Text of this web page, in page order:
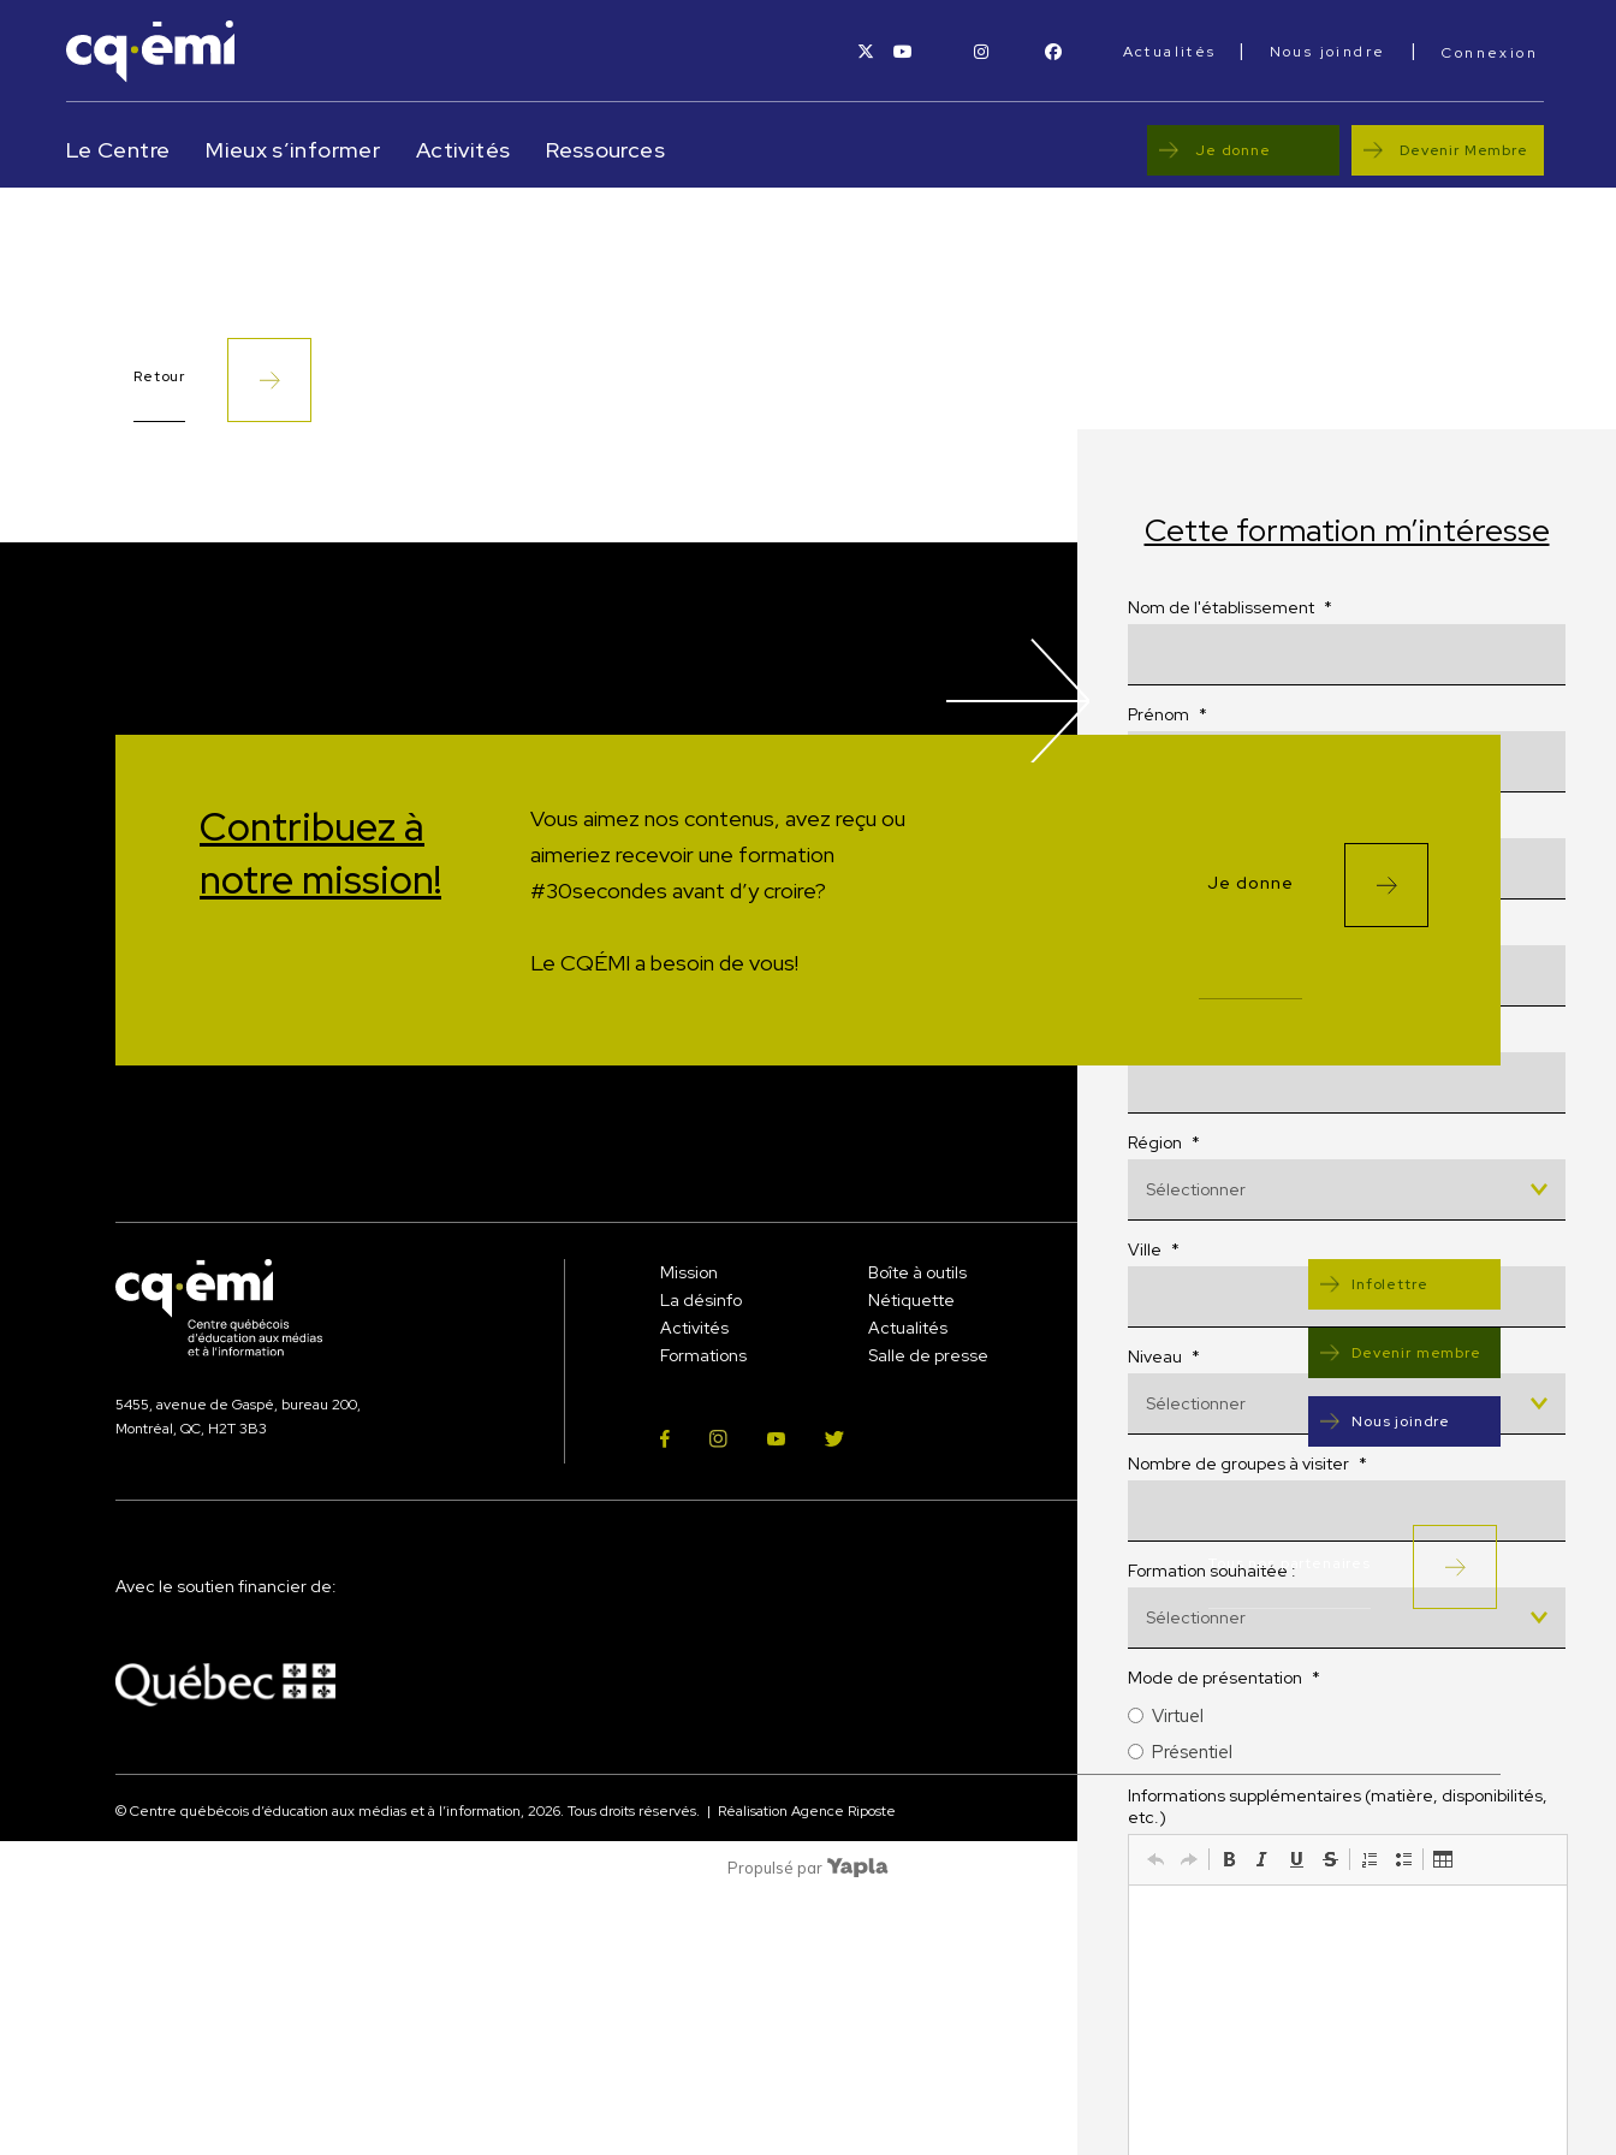
Actualités | Nous joindre | Connexion
facebook
x-twitteryoutube instagram
Le Centre Mieux s’informer Activités Ressources Devenir Membre
Je donne
Cette formation m’intéresse
Nom de l'établissement *
Prénom *
Région *
Ville *
Niveau *
Nombre de groupes à visiter *
Formation souhaitée :
Mode de présentation *
Virtuel
Présentiel
Informations supplémentaires (matière, disponibilités,
etc.)
Retour
Contribuez à
notre mission!
Vous aimez nos contenus, avez reçu ou
aimeriez recevoir une formation
#30secondes avant d’y croire?
Le CQÉMI a besoin de vous!
Je donne
5455, avenue de Gaspé, bureau 200,
Montréal, QC, H2T 3B3
Mission
La désinfo
Activités
Formations
Boîte à outils
Nétiquette
Actualités
Salle de presse
Infolettre
Devenir membre
Nous joindre
Avec le soutien financier de:
Tous nos partenaires
© Centre québécois d’éducation aux médias et à l’information, 2026. Tous droits réservés. | Réalisation Agence Riposte
Propulsé par